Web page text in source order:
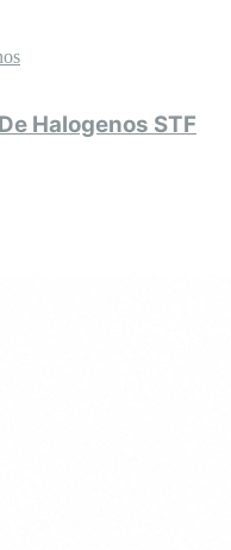
Halogenos STF